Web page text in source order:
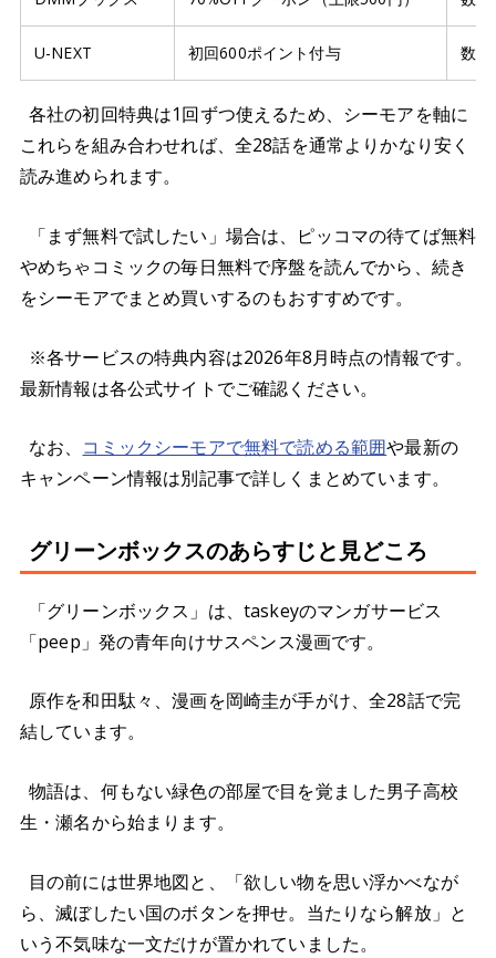
U-NEXT 初回600ポイント付与 数話
各社の初回特典は1回ずつ使えるため、シーモアを軸に
これらを組み合わせれば、全28話を通常よりかなり安く
読み進められます。
「まず無料で試したい」場合は、ピッコマの待てば無料
やめちゃコミックの毎日無料で序盤を読んでから、続き
をシーモアでまとめ買いするのもおすすめです。
※各サービスの特典内容は2026年8月時点の情報です。
最新情報は各公式サイトでご確認ください。
なお、 コミックシーモアで無料で読める範囲や最新の
キャンペーン情報は別記事で詳しくまとめています。
グリーンボックスのあらすじと見どころ
「グリーンボックス」は、taskeyのマンガサービス
「peep」発の青年向けサスペンス漫画です。
原作を和田駄々、漫画を岡崎圭が手がけ、全28話で完
結しています。
物語は、何もない緑色の部屋で目を覚ました男子高校
生・瀬名から始まります。
目の前には世界地図と、「欲しい物を思い浮かべなが
ら、滅ぼしたい国のボタンを押せ。当たりなら解放」と
いう不気味な一文だけが置かれていました。